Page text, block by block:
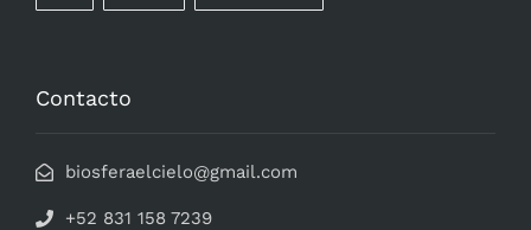
Contacto
biosferaelcielo@gmail.com
+52 831 158 7239